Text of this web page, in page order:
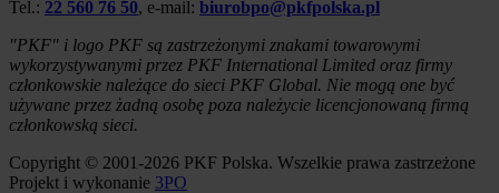
Tel.: 22 560 76 50, e-mail: biurobpo@pkfpolska.pl
"PKF" i logo PKF są zastrzeżonymi znakami towarowymi
wykorzystywanymi przez PKF International Limited oraz firmy
członkowskie należące do sieci PKF Global. Nie mogą one być
używane przez żadną osobę poza należycie licencjonowaną firmą
członkowską sieci.
Copyright © 2001-2026 PKF Polska. Wszelkie prawa zastrzeżone
Projekt i wykonanie 3PO